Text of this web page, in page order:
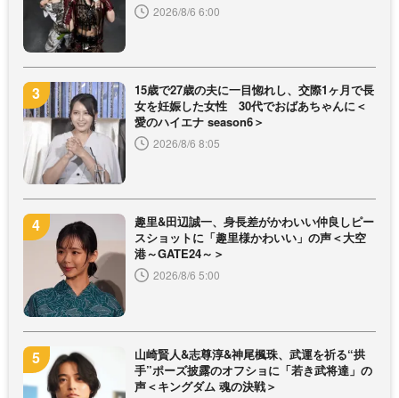
2026/8/6 6:00
15歳で27歳の夫に一目惚れし、交際1ヶ月で長
女を妊娠した女性 30代でおばあちゃんに＜
愛のハイエナ season6＞
2026/8/6 8:05
趣里&田辺誠一、身長差がかわいい仲良しピー
スショットに「趣里様かわいい」の声＜大空
港～GATE24～＞
2026/8/6 5:00
山崎賢人&志尊淳&神尾楓珠、武運を祈る“拱
手”ポーズ披露のオフショに「若き武将達」の
声＜キングダム 魂の決戦＞